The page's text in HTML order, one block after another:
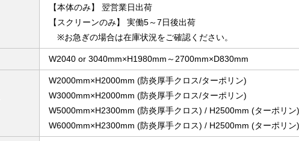
【本体のみ】 翌営業日出荷
【スクリーンのみ】 実働5～7日後出荷
※お急ぎの場合は在庫状況をご確認ください。
W2040 or 3040mm×H1980mm～2700mm×D830mm
W2000mm×H2000mm (防炎厚手クロス/ターポリン)
W3000mm×H2000mm (防炎厚手クロス/ターポリン)
W5000mm×H2300mm (防炎厚手クロス) / H2500mm (ターポリン)
W6000mm×H2300mm (防炎厚手クロス) / H2500mm (ターポリン)